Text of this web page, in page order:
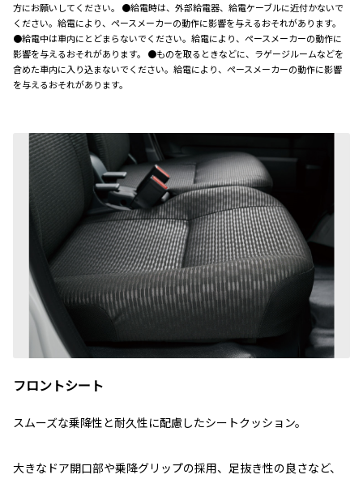
方にお願いしてください。 ●給電時は、外部給電器、給電ケーブルに近付かないで
ください。給電により、ペースメーカーの動作に影響を与えるおそれがあります。
●給電中は車内にとどまらないでください。給電により、ペースメーカーの動作に
影響を与えるおそれがあります。 ●ものを取るときなどに、ラゲージルームなどを
含めた車内に入り込まないでください。給電により、ペースメーカーの動作に影響
を与えるおそれがあります。
フロントシート
スムーズな乗降性と耐久性に配慮したシートクッション。
大きなドア開口部や乗降グリップの採用、足抜き性の良さなど、